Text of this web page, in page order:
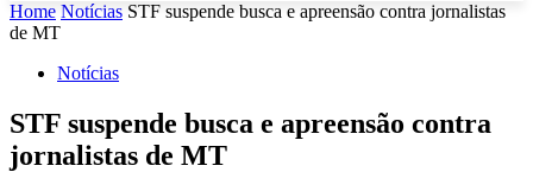
Home Notícias STF suspende busca e apreensão contra jornalistas
de MT
Notícias
STF suspende busca e apreensão contra
jornalistas de MT